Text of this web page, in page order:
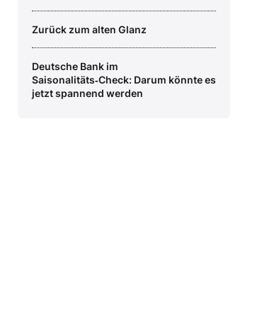
Zurück zum alten Glanz
Deutsche Bank im
Saisonalitäts‑Check: Darum könnte es
jetzt spannend werden